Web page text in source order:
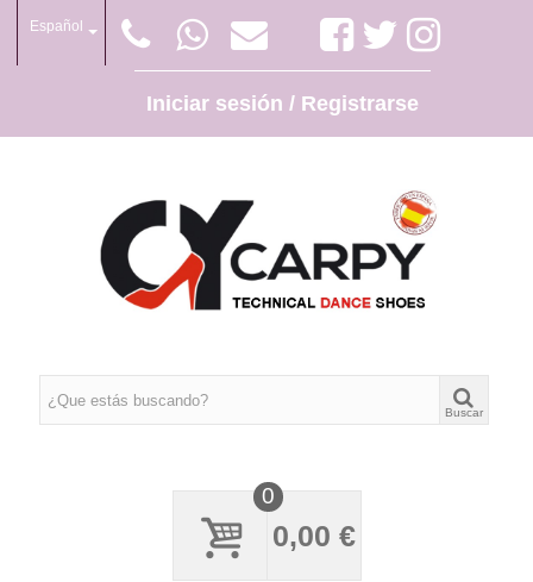
Español
Iniciar sesión / Registrarse
Buscar
0
0,00 €